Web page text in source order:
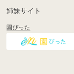
く
姉妹サイト
園ぴった